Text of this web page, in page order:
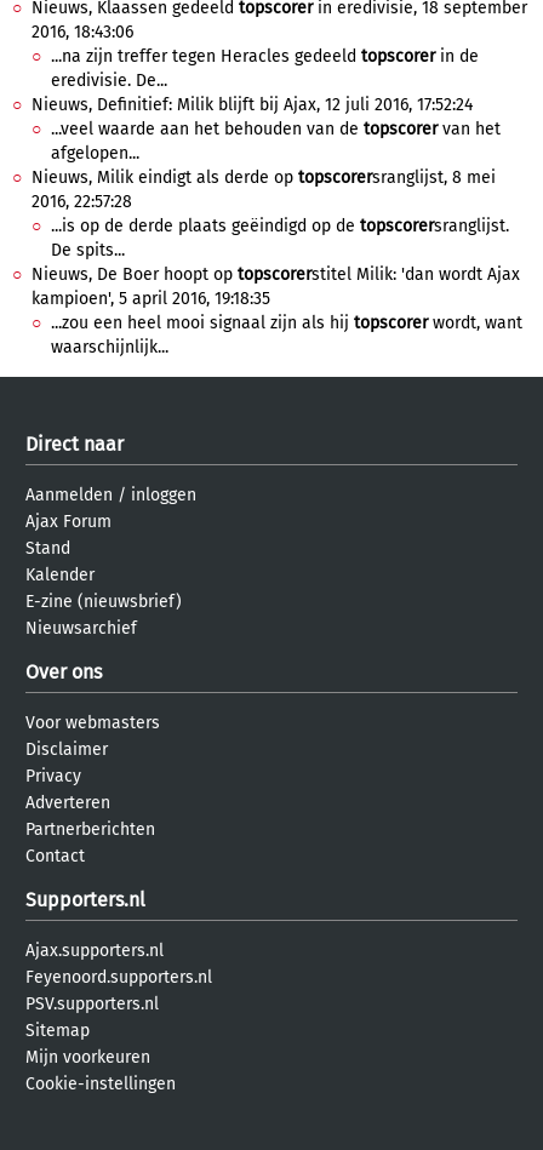
Nieuws, Klaassen gedeeld topscorerin eredivisie, 18 september
2016, 18:43:06
...na zijn treffer tegen Heracles gedeeld topscorerin de
eredivisie. De...
Nieuws, Definitief: Milik blijft bij Ajax, 12 juli 2016, 17:52:24
...veel waarde aan het behouden van de topscorervan het
afgelopen...
Nieuws, Milik eindigt als derde op topscorersranglijst, 8 mei
2016, 22:57:28
...is op de derde plaats geëindigd op de topscorersranglijst.
De spits...
Nieuws, De Boer hoopt op topscorerstitel Milik: 'dan wordt Ajax
kampioen', 5 april 2016, 19:18:35
...zou een heel mooi signaal zijn als hij topscorerwordt, want
waarschijnlijk...
Direct naar
Aanmelden / inloggen
Ajax Forum
Stand
Kalender
E-zine (nieuwsbrief)
Nieuwsarchief
Over ons
Voor webmasters
Disclaimer
Privacy
Adverteren
Partnerberichten
Contact
Supporters.nl
Ajax.supporters.nl
Feyenoord.supporters.nl
PSV.supporters.nl
Sitemap
Mijn voorkeuren
Cookie-instellingen